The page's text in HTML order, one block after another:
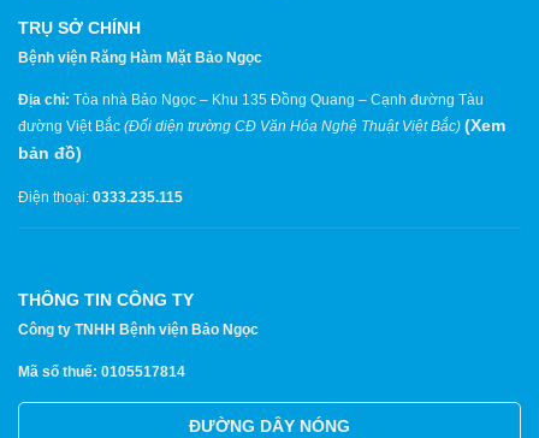
TRỤ SỞ CHÍNH
Bệnh viện Răng Hàm Mặt Bảo Ngọc
Địa chỉ: Tòa nhà Bảo Ngọc – Khu 135 Đồng Quang – Cạnh đường Tàu
đường Việt Bắc (Đối diện trường CĐ Văn Hóa Nghệ Thuật Việt Bắc) (Xem
bản đồ)
Điện thoại: 0333.235.115
THÔNG TIN CÔNG TY
Công ty TNHH Bệnh viện Bảo Ngọc
Mã số thuế: 0105517814
ĐƯỜNG DÂY NÓNG